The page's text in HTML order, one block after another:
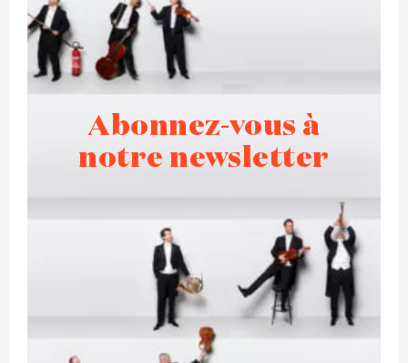
Abonnez-vous à
notre newsletter